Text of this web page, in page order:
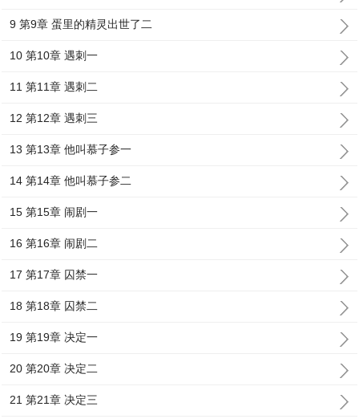
9 第9章 蛋里的精灵出世了二
10 第10章 遇刺一
11 第11章 遇刺二
12 第12章 遇刺三
13 第13章 他叫慕子参一
14 第14章 他叫慕子参二
15 第15章 闹剧一
16 第16章 闹剧二
17 第17章 囚禁一
18 第18章 囚禁二
19 第19章 决定一
20 第20章 决定二
21 第21章 决定三